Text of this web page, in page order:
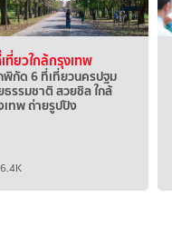
ที่ยวใกล้กรุงเทพ
พิกัด 6 ที่เที่ยวนครปฐม
ธรรมชาติ สวยชิล ใกล้
เทพ ถ่ายรูปปัง
6.4K